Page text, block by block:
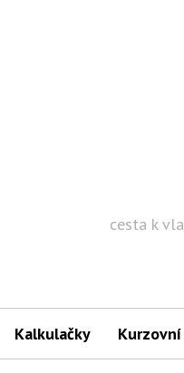
cesta k
Kalkulačky